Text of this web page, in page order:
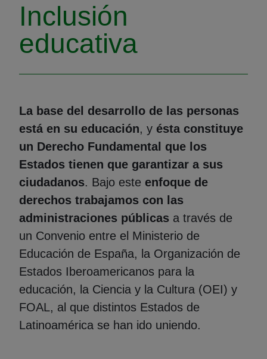
Inclusión
educativa
La base del desarrollo de las personas
está en su educación, y ésta constituye
un Derecho Fundamental que los
Estados tienen que garantizar a sus
ciudadanos. Bajo este enfoque de
derechos trabajamos con las
administraciones públicas a través de
un Convenio entre el Ministerio de
Educación de España, la Organización de
Estados Iberoamericanos para la
educación, la Ciencia y la Cultura (OEI) y
FOAL, al que distintos Estados de
Latinoamérica se han ido uniendo.